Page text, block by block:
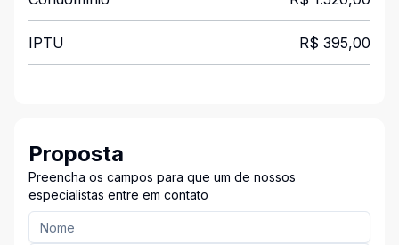
IPTU R$ 395,00
Proposta
Preencha os campos para que um de nossos
especialistas entre em contato